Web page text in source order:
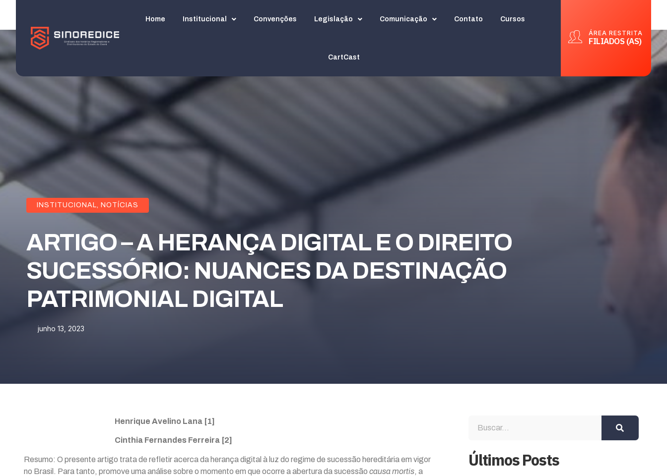
Home Institucional Convenções Legislação Comunicação Contato Cursos
CartCast
ÁREA RESTRITA
FILIADOS (AS)
INSTITUCIONAL, NOTÍCIAS
ARTIGO – A HERANÇA DIGITAL E O DIREITO
SUCESSÓRIO: NUANCES DA DESTINAÇÃO
PATRIMONIAL DIGITAL
junho 13, 2023
Henrique Avelino Lana [1]
Cinthia Fernandes Ferreira [2]
Resumo: O presente artigo trata de refletir acerca da herança digital à luz do regime de sucessão hereditária em vigor
no Brasil. Para tanto, promove uma análise sobre o momento em que ocorre a abertura da sucessão causa mortis, a
Últimos Posts